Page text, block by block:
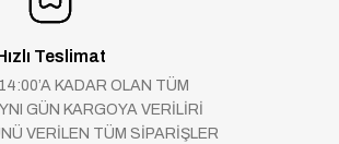
Teslimat
KADAR OLAN TÜM
GÜN KARGOYA VERİLİRİ
VERİLEN TÜM SİPARİŞLER